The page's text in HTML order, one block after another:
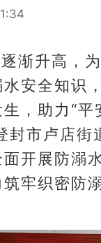
渐升高，
安全知识
，助力“平
封市卢店街
开展防溺
牢织密防